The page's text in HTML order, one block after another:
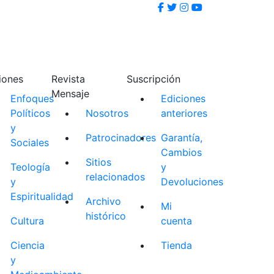
Enfoques
Políticos
y
Sociales
Teología
y
Espiritualidad
Cultura
Ciencia
y
Revista
Mensaje
Nosotros
Patrocinadores
Sitios
relacionados
Archivo
histórico
Suscripción
Ediciones
anteriores
Garantía,
Cambios
y
Devoluciones
Mi
cuenta
Tienda